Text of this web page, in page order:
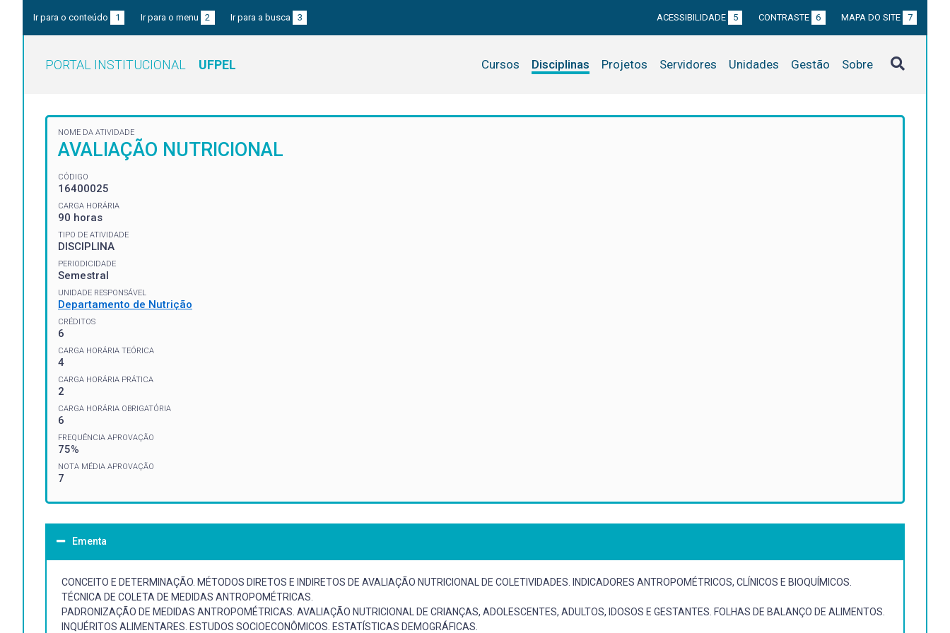
Ir para o conteúdo 1 Ir para o menu 2 Ir para a busca 3 ACESSIBILIDADE 5 CONTRASTE 6 MAPA DO SITE 7
PORTAL INSTITUCIONAL UFPEL Cursos Disciplinas Projetos Servidores Unidades Gestão Sobre
NOME DA ATIVIDADE
AVALIAÇÃO NUTRICIONAL
CÓDIGO
16400025
CARGA HORÁRIA
90 horas
TIPO DE ATIVIDADE
DISCIPLINA
PERIODICIDADE
Semestral
UNIDADE RESPONSÁVEL
Departamento de Nutrição
CRÉDITOS
6
CARGA HORÁRIA TEÓRICA
4
CARGA HORÁRIA PRÁTICA
2
CARGA HORÁRIA OBRIGATÓRIA
6
FREQUÊNCIA APROVAÇÃO
75%
NOTA MÉDIA APROVAÇÃO
7
Ementa
CONCEITO E DETERMINAÇÃO. MÉTODOS DIRETOS E INDIRETOS DE AVALIAÇÃO NUTRICIONAL DE COLETIVIDADES. INDICADORES ANTROPOMÉTRICOS, CLÍNICOS E BIOQUÍMICOS.
TÉCNICA DE COLETA DE MEDIDAS ANTROPOMÉTRICAS.
PADRONIZAÇÃO DE MEDIDAS ANTROPOMÉTRICAS. AVALIAÇÃO NUTRICIONAL DE CRIANÇAS, ADOLESCENTES, ADULTOS, IDOSOS E GESTANTES. FOLHAS DE BALANÇO DE ALIMENTOS.
INQUÉRITOS ALIMENTARES. ESTUDOS SOCIOECONÔMICOS. ESTATÍSTICAS DEMOGRÁFICAS.